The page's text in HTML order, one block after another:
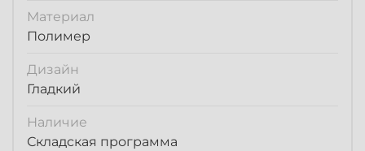
Материал
Полимер
Дизайн
Гладкий
Наличие
Складская программа